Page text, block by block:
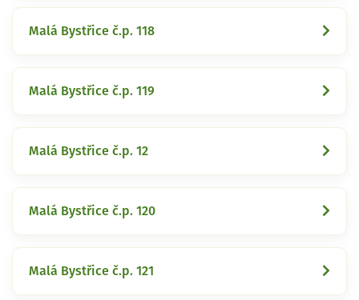
Malá Bystřice č.p. 118
Malá Bystřice č.p. 119
Malá Bystřice č.p. 12
Malá Bystřice č.p. 120
Malá Bystřice č.p. 121